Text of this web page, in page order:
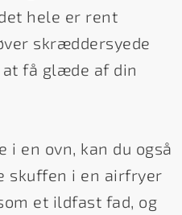
hele er rent
skræddersyede
få glæde af din
i en ovn, kan du også
skuffen i en airfryer
et ildfast fad, og